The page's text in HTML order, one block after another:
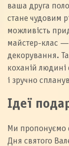
ваша друга
стане чудовим
можливість
майстер-клас —
декорування.
коханій
і зручно
Ідеї
Ми пропонуємо
Дня святого